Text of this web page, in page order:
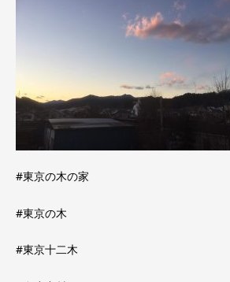
#東京の木の家
#東京の木
#東京十二木